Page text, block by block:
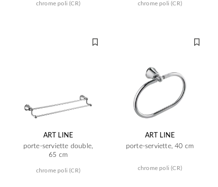
chrome poli (CR) chrome poli (CR)
ART LINE
porte-serviette double,
65 cm
chrome poli (CR)
ART LINE
porte-serviette, 40 cm
chrome poli (CR)